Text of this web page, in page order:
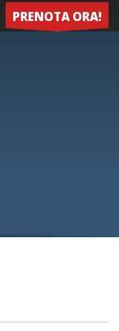
PRENOTA ORA!